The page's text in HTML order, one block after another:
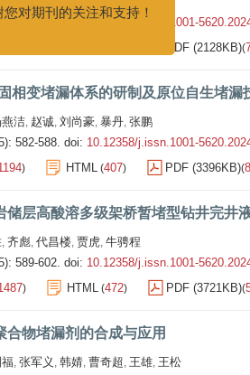
574-581.doi:10.12358/j.issn.1001-
PDF (2128KB)(
相变堵漏体系的研制及原位自生堵漏
洁, 赵诚, 刘尚豪, 暴丹, 张鹏
582-588. doi: 10.12358/j.issn.1001-
) HTML (407) PDF (3396KB)(
储层高酸溶多级架桥暂堵型钻井完井
, 齐彪, 代昌楼, 贾虎, 牛骋程
589-602. doi: 10.12358/j.issn.1001-
) HTML (472) PDF (3721KB)(
合物堵漏剂的合成与应用
, 张军义 , 韩婧, 曹奇超, 王雄, 王松
共同推动期刊的
的关注和支持！